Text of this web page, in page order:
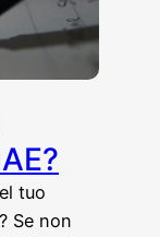
tuo
Se non